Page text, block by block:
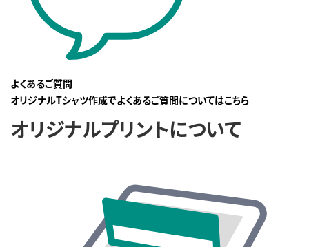
よくあるご質問
オリジナルTシャツ作成でよくあるご質問についてはこちら
オリジナルプリントについて